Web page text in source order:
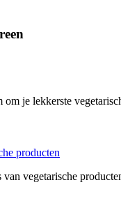
om je lekkerste
producten
van vegetarische